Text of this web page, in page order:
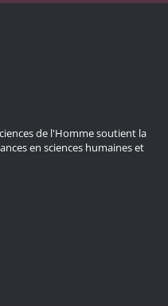
de l'Homme soutient la
en sciences humaines et